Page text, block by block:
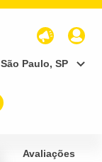
São Paulo, SP
Avaliações